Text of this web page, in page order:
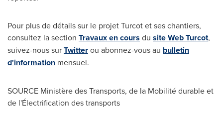
Pour plus de détails sur le projet Turcot et ses chantiers,
consultez la section Travaux en cours du site Web Turcot,
suivez-nous surTwitterou abonnez-vous au bulletin
d'information mensuel.
SOURCE Ministère des Transports, de la Mobilité durable et
de l'Électrification des transports